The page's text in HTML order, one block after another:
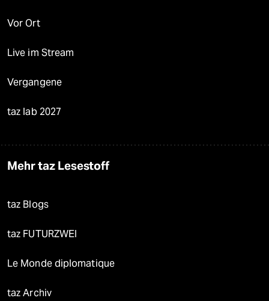
Vor Ort
Live im Stream
Vergangene
taz lab 2027
Mehr taz Lesestoff
taz Blogs
taz FUTURZWEI
Le Monde diplomatique
taz Archiv